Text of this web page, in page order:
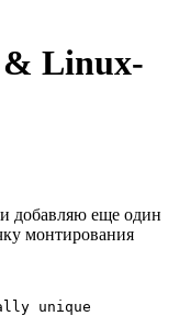
& Linux-
добавляю еще один
монтирования
unique